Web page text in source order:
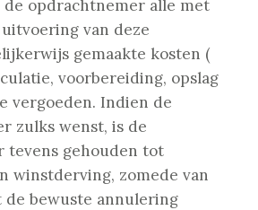
de opdrachtnemer alle met
van deze
gemaakte kosten (
voorbereiding, opslag
vergoeden. Indien de
zulks wenst, is de
tevens gehouden tot
winstderving, zomede van
de bewuste annulering